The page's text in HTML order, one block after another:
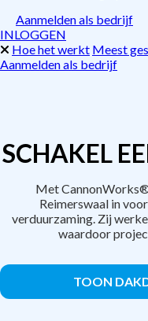
Aanmelden als bedrijf
INLOGGEN
Hoe het werkt Meest
Aanmelden als bedrijf
SCHAKEL
Met
Reimerswaal in
verduurzaming. Zij
waardoor
TOON